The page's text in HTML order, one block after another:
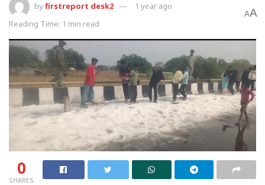
byfirstreport desk2
1 year ago
Reading Time: 1 min read
AA
0
SHARES